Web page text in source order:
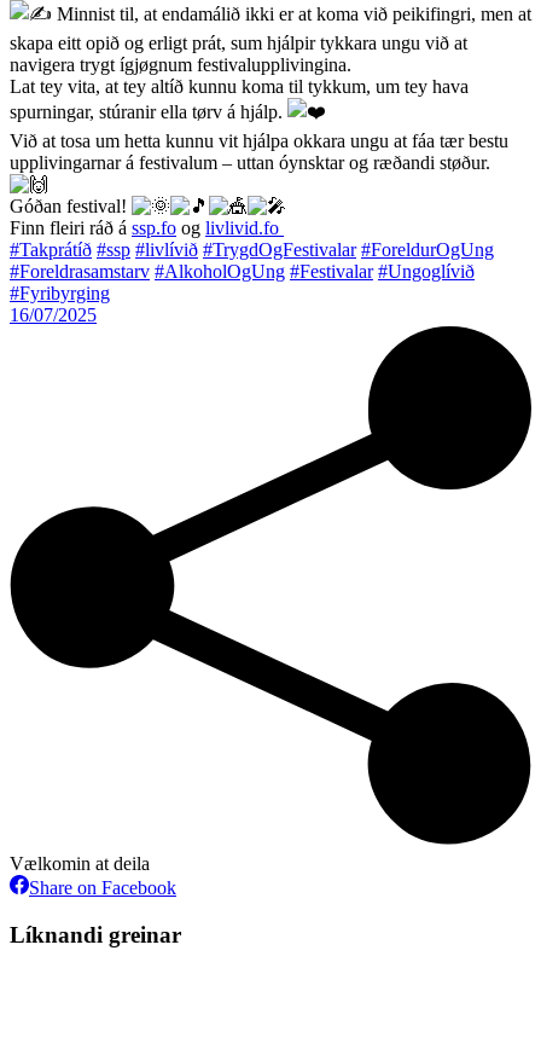
Minnist til, at endamálið ikki er at koma við peikifingri, men at
skapa eitt opið og erligt prát, sum hjálpir tykkara ungu við at
navigera trygt ígjøgnum festivalupplivingina.
Lat tey vita, at tey altíð kunnu koma til tykkum, um tey hava
spurningar, stúranir ella tørv á hjálp.
Við at tosa um hetta kunnu vit hjálpa okkara ungu at fáa tær bestu
upplivingarnar á festivalum – uttan óynsktar og ræðandi støður.
Góðan festival!
Finn fleiri ráð á ssp.fo og livlivid.fo
#Takprátíð #ssp #livlívið #TrygdOgFestivalar #ForeldurOgUng
#Foreldrasamstarv #AlkoholOgUng #Festivalar #Ungoglívið
#Fyribyrging
16/07/2025
Vælkomin at deila
Share on FacebookShare
Facebook
Líknandi greinar